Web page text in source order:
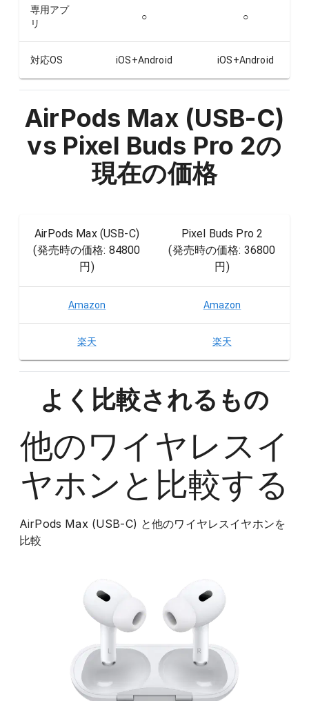
専用アプ
リ
○ ○
対応OS iOS+Android iOS+Android
AirPods Max (USB-C)
vs Pixel Buds Pro 2の
現在の価格
AirPods Max (USB-C)
(発売時の価格: 84800
円)
Pixel Buds Pro 2
(発売時の価格: 36800
円)
Amazon Amazon
楽天 楽天
よく比較されるもの
他のワイヤレスイ
ヤホン と比較する
AirPods Max (USB-C) と他のワイヤレスイヤホンを
比較